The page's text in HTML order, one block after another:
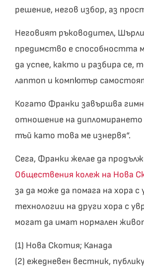
решение, негов избор, аз
Неговият ръководител,
предимство е способността
да успее, както и разбира се,
лаптоп и компютър
Когато Франки завършва
отношение на дипломирането
тъй като това ме изнервя“.
Сега, Франки желае да
Обществения колеж на Нова
за да може да помага на хора
технологии на други хора с
могат да имат нормален
(1) Нова Скотия; Канада
(2) ежедневен вестник,